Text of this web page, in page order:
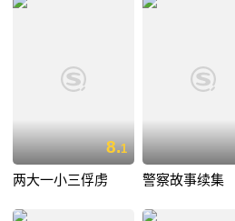
8.1
两大一小三俘虏 警察故事续集